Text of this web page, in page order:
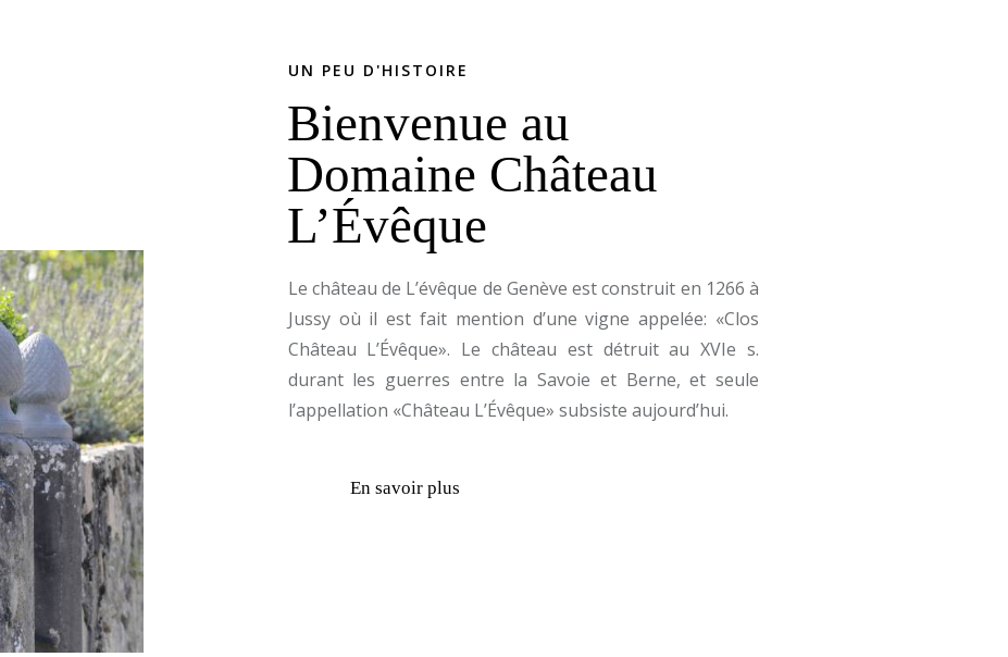
UN PEU D'HISTOIRE
Bienvenue au
Domaine Château
L’Évêque
Le château de L’évêque de Genève est construit en 1266 à
Jussy où il est fait mention d’une vigne appelée: «Clos
Château L’Évêque». Le château est détruit au XVIe s.
durant les guerres entre la Savoie et Berne, et seule
l’appellation «Château L’Évêque» subsiste aujourd’hui.
En savoir plus